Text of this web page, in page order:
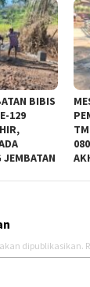
BIBIS
129
dipublikasikan.